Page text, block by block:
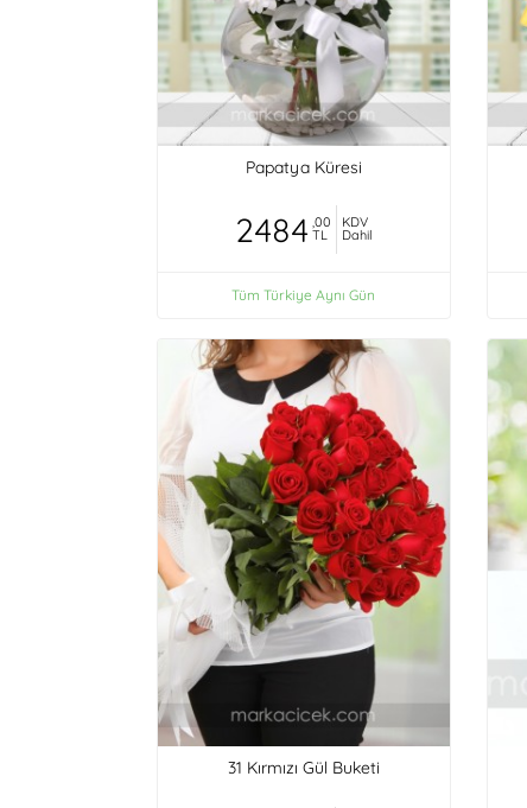
Papatya Küresi
2484 ,00
TL
KDV
Dahil
Tüm Türkiye Aynı Gün
31 Kırmızı Gül Buketi